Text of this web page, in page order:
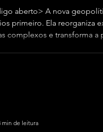
aberto> A nova
primeiro. Ela reorganiza
complexos e transforma a
min de leitura